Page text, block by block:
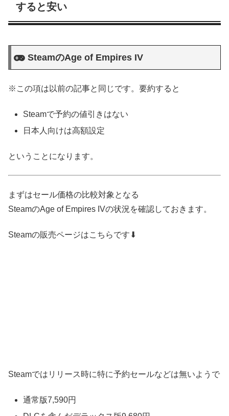
すると安い
SteamのAge of Empires IV
※この項は以前の記事と同じです。要約すると
Steamで予約の値引きはない
日本人向けは高額設定
ということになります。
まずはセール価格の比較対象となる
SteamのAge of Empires IVの状況を確認しておきます。
Steamの販売ページはこちらです⬇
Steamではリリース時に特に予約セールなどは無いようで
通常版7,590円